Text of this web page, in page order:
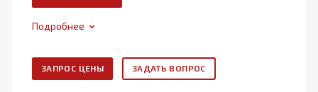
Подробнее
ЗАПРОС ЦЕНЫ ЗАДАТЬ ВОПРОС